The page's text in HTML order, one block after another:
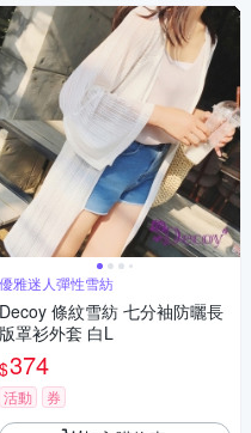
優雅迷人彈性雪紡
Decoy 條紋雪紡 七分袖防曬長
版罩衫外套 白L
$374
活動 券